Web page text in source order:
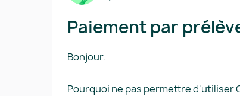
Paiement par
Bonjour.
Pourquoi ne pas permettre d'utiliser